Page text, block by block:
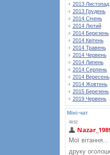
2013 Листопад
2013 Грудень
2014 Січень
2014 Лютий
2014 Березень
2014 Квітень
2014 Травень
2014 Червень
2014 Липень
2014 Серпень
2014 Вересень
2014 Жовтень
2015 Березень
2019 Червень
Міні-чат